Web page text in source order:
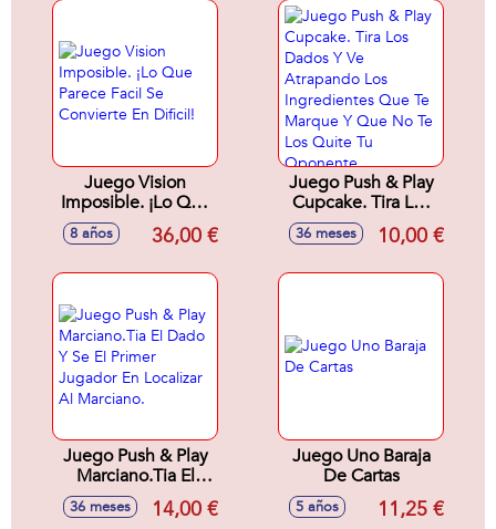
Juego Vision
Imposible. ¡Lo Que
Parece Facil Se
Convierte En Dificil!
8 años 36,00 €
Juego Push & Play
Cupcake. Tira Los
Dados Y Ve
Atrapando Los
36 meses 10,00 €
Juego Push & Play
Marciano.Tia El
Dado Y Se El
Primer Jugador En
36 meses 14,00 €
Juego Uno Baraja
De Cartas
5 años 11,25 €